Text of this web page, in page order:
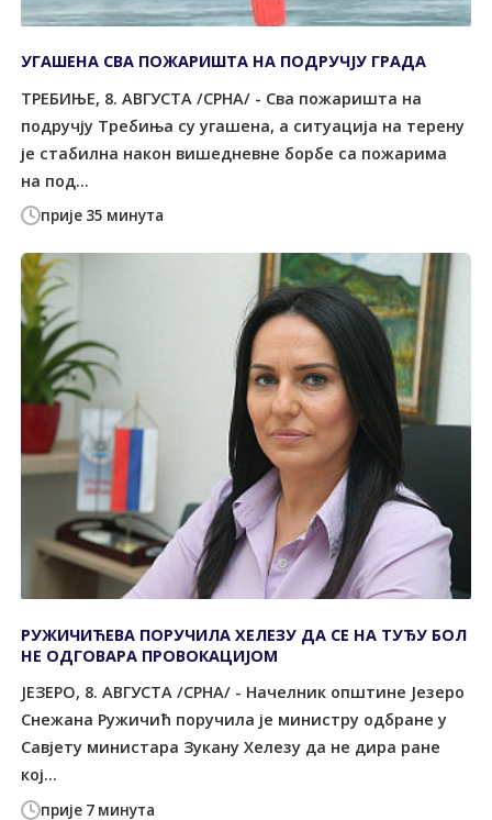
прије 35 минута
УГАШЕНА СВА ПОЖАРИШТА НА ПОДРУЧЈУ ГРАДА
ТРЕБИЊЕ, 8. АВГУСТА /СРНА/ - Сва пожаришта на
подручју Требиња су угашена, а ситуација на терену
је стабилна након вишедневне борбе са пожарима
на под...
прије 7 минута
РУЖИЧИЋЕВА ПОРУЧИЛА ХЕЛЕЗУ ДА СЕ НА ТУЂУ БОЛ
НЕ ОДГОВАРА ПРОВОКАЦИЈОМ
ЈЕЗЕРО, 8. АВГУСТА /СРНА/ - Начелник општине Језеро
Снежана Ружичић поручила је министру одбране у
Савјету министара Зукану Хелезу да не дира ране
кој...